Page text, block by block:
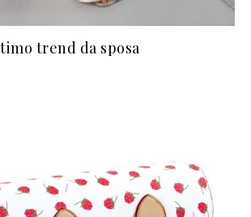
trend da sposa